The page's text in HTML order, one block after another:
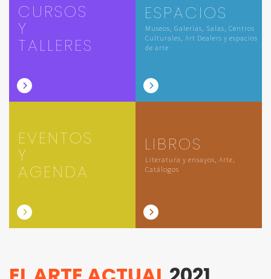
CURSOS
Y
TALLERES
ESPACIOS
Museos, Galerías, Salas, Centros
Culturales, Art Dealers y espacios
de arte
EVENTOS
Y
AGENDA
LIBROS
Literatura y ensayos, Arte,
Catálogos